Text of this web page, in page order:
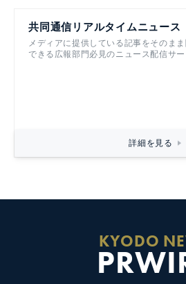
共同通信リアルタイムニュース
メディアに提供している記事をそのまま
できる広報部門必見のニュース配信サー
詳細を見る
KYODO